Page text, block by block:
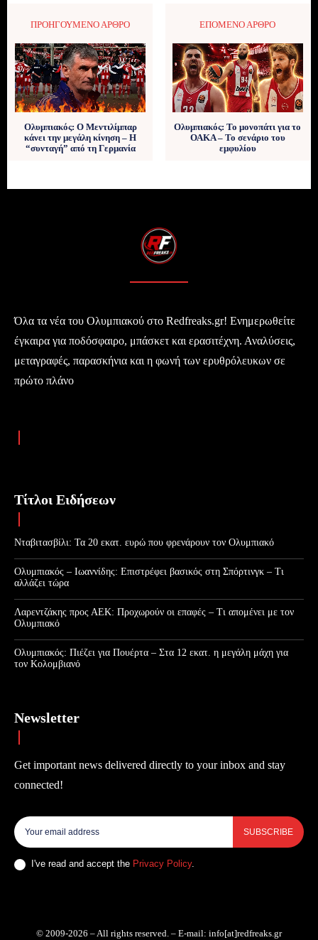
ΠΡΟΗΓΟΎΜΕΝΟ ΆΡΘΡΟ
Ολυμπιακός: Ο Μεντιλίμπαρ
κάνει την μεγάλη κίνηση – Η
“συνταγή” από τη Γερμανία
ΕΠΌΜΕΝΟ ΆΡΘΡΟ
Ολυμπιακός: Το μονοπάτι για το
ΟΑΚΑ – Το σενάριο του
εμφυλίου
Όλα τα νέα του Ολυμπιακού στο Redfreaks.gr! Ενημερωθείτε
έγκαιρα για ποδόσφαιρο, μπάσκετ και ερασιτέχνη. Αναλύσεις,
μεταγραφές, παρασκήνια και η φωνή των ερυθρόλευκων σε
πρώτο πλάνο
Τίτλοι Ειδήσεων
Νταβιτασβίλι: Τα 20 εκατ. ευρώ που φρενάρουν τον Ολυμπιακό
Ολυμπιακός – Ιωαννίδης: Επιστρέφει βασικός στη Σπόρτινγκ – Τι
αλλάζει τώρα
Λαρεντζάκης προς ΑΕΚ: Προχωρούν οι επαφές – Τι απομένει με τον
Ολυμπιακό
Ολυμπιακός: Πιέζει για Πουέρτα – Στα 12 εκατ. η μεγάλη μάχη για
τον Κολομβιανό
Newsletter
Get important news delivered directly to your inbox and stay
connected!
SUBSCRIBE
I've read and accept the Privacy Policy.
© 2009-2026 – All rights reserved. – E-mail: info[at]redfreaks.gr